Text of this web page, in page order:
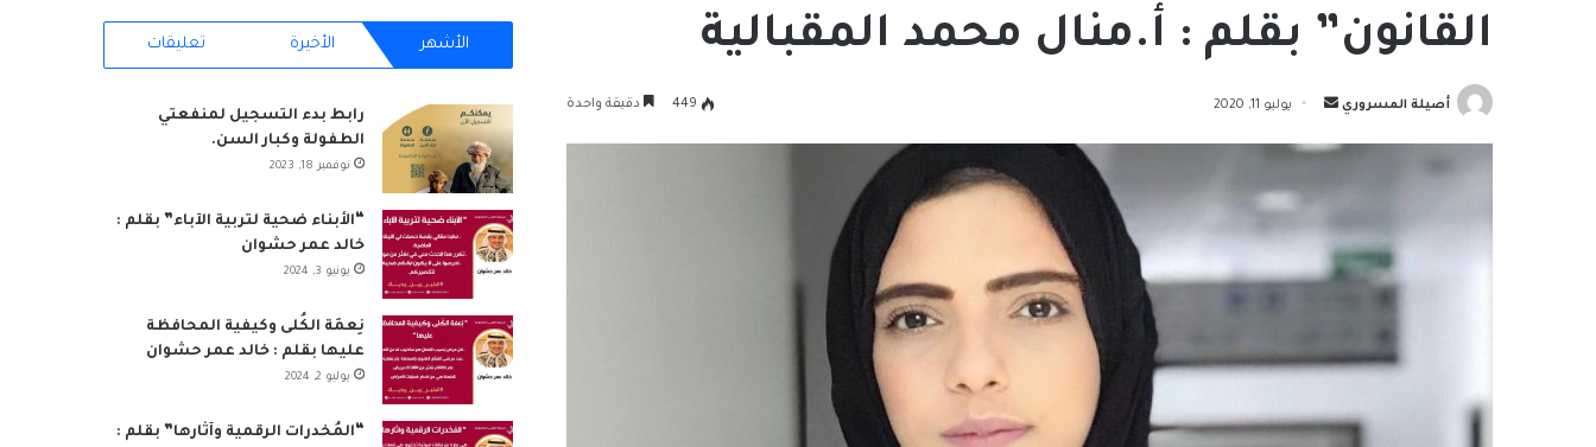
القانون” بقلم : أ.منال محمد المقبالية
أصيلة المسروري
أرسل يوليو 11, 2020 449 دقيقة واحدة
RSS
الأشهر الأخيرة تعليقات
رابط بدء التسجيل لمنفعتي
الطفولة وكبار السن.
نوفمبر 18, 2023
“الأبناء ضحية لتربية الآباء” بقلم :
خالد عمر حشوان
يونيو 3, 2024
نِعمَة الكُلى وكيفية المحافظة
عليها بقلم : خالد عمر حشوان
يوليو 2, 2024
“المُخدرات الرقمية وآثارها” بقلم :